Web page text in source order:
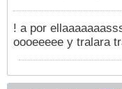
! a por
oooeeeee y tralara